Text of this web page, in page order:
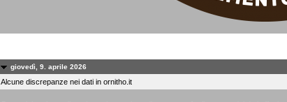
giovedì, 9. aprile 2026
Alcune discrepanze nei dati in ornitho.it